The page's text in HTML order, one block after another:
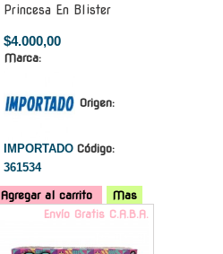
Princesa En Blister
$4.000,00
Marca:
Origen:
IMPORTADO Código:
361534
Agregar al carrito
Mas
Envío Gratis C.A.B.A.